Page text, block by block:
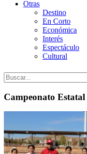
Otras
Destino
En Corto
Económica
Interés
Espectáculo
Cultural
Campeonato Estatal